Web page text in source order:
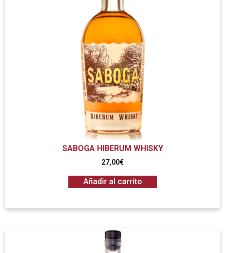
SABOGA HIBERUM WHISKY
27,00€
Añadir al carrito